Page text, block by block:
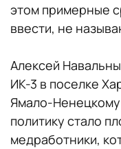
этом примерные
ввести, не
Алексей
ИК-3 в поселке
Ямало-
политику стало
медработники,